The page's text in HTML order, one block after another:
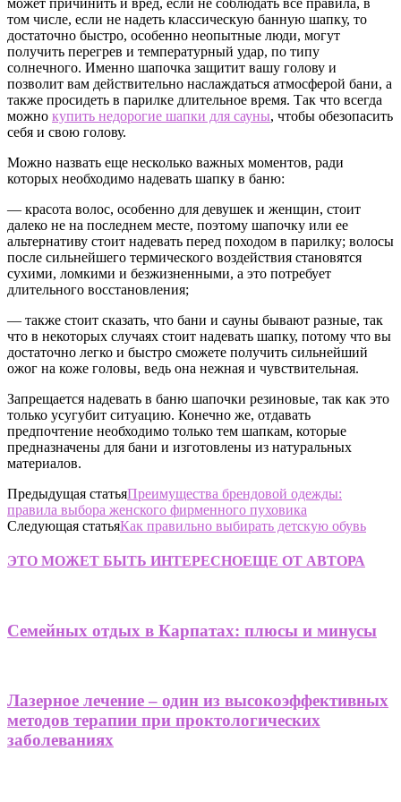
том числе, если не надеть классическую банную шапку, то
достаточно быстро, особенно неопытные люди, могут
получить перегрев и температурный удар, по типу
солнечного. Именно шапочка защитит вашу голову и
позволит вам действительно наслаждаться атмосферой бани, а
также просидеть в парилке длительное время. Так что всегда
можно купить недорогие шапки для сауны, чтобы обезопасить
себя и свою голову.
Можно назвать еще несколько важных моментов, ради
которых необходимо надевать шапку в баню:
— красота волос, особенно для девушек и женщин, стоит
далеко не на последнем месте, поэтому шапочку или ее
альтернативу стоит надевать перед походом в парилку; волосы
после сильнейшего термического воздействия становятся
сухими, ломкими и безжизненными, а это потребует
длительного восстановления;
— также стоит сказать, что бани и сауны бывают разные, так
что в некоторых случаях стоит надевать шапку, потому что вы
достаточно легко и быстро сможете получить сильнейший
ожог на коже головы, ведь она нежная и чувствительная.
Запрещается надевать в баню шапочки резиновые, так как это
только усугубит ситуацию. Конечно же, отдавать
предпочтение необходимо только тем шапкам, которые
предназначены для бани и изготовлены из натуральных
материалов.
Предыдущая статьяПреимущества брендовой одежды:
правила выбора женского фирменного пуховика
Следующая статьяКак правильно выбирать детскую обувь
ЭТО МОЖЕТ БЫТЬ ИНТЕРЕСНОЕЩЕ ОТ АВТОРА
Семейных отдых в Карпатах: плюсы и минусы
Лазерное лечение – один из высокоэффективных
методов терапии при проктологических
заболеваниях